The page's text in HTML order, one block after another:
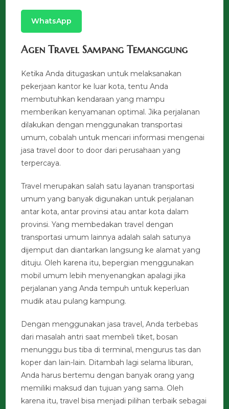
WhatsApp
Agen Travel Sampang Temanggung
Ketika Anda ditugaskan untuk melaksanakan
pekerjaan kantor ke luar kota, tentu Anda
membutuhkan kendaraan yang mampu
memberikan kenyamanan optimal. Jika perjalanan
dilakukan dengan menggunakan transportasi
umum, cobalah untuk mencari informasi mengenai
jasa travel door to door dari perusahaan yang
terpercaya.
Travel merupakan salah satu layanan transportasi
umum yang banyak digunakan untuk perjalanan
antar kota, antar provinsi atau antar kota dalam
provinsi. Yang membedakan travel dengan
transportasi umum lainnya adalah salah satunya
dijemput dan diantarkan langsung ke alamat yang
dituju. Oleh karena itu, bepergian menggunakan
mobil umum lebih menyenangkan apalagi jika
perjalanan yang Anda tempuh untuk keperluan
mudik atau pulang kampung.
Dengan menggunakan jasa travel, Anda terbebas
dari masalah antri saat membeli tiket, bosan
menunggu bus tiba di terminal, mengurus tas dan
koper dan lain-lain. Ditambah lagi selama liburan,
Anda harus bertemu dengan banyak orang yang
memiliki maksud dan tujuan yang sama. Oleh
karena itu, travel bisa menjadi pilihan terbaik sebagai